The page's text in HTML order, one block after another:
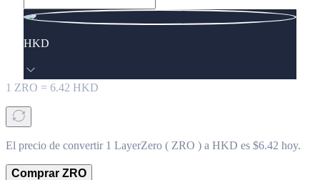
HKD
1 ZRO = 6.42 HKD
El precio de convertir 1 LayerZero ( ZRO ) a HKD es $6.42 hoy.
Comprar ZRO